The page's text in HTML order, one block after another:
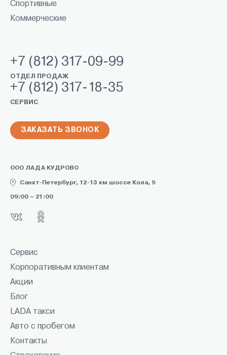
Спортивные
Коммерческие
+7 (812) 317-09-99
ОТДЕЛ ПРОДАЖ
+7 (812) 317-18-35
СЕРВИС
ЗАКАЗАТЬ ЗВОНОК
ООО ЛАДА КУДРОВО
Санкт-Петербург, 12-13 км шоссе Кола, 9
09:00 – 21:00
Сервис
Корпоративным клиентам
Акции
Блог
LADA такси
Авто с пробегом
Контакты